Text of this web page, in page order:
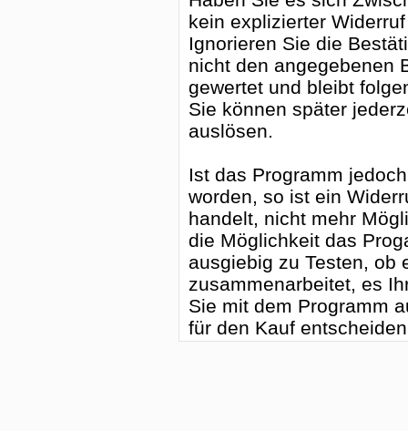
kein explizierter
Ignorieren Sie die
nicht den angegebenen
gewertet und bleibt
Sie können später
auslösen.
Ist das Programm
worden, so ist ein
handelt, nicht mehr
die Möglichkeit das
ausgiebig zu Testen, ob
zusammenarbeitet, es
Sie mit dem Programm
für den Kauf